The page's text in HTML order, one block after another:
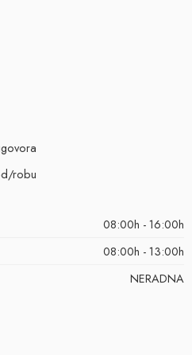
robu
08:00h - 16:00h
08:00h - 13:00h
NERADNA